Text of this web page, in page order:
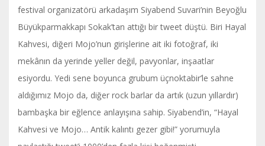
festival organizatörü arkadaşım Siyabend Suvari’nin Beyoğlu
Büyükparmakkapı Sokak’tan attığı bir tweet düştü. Biri Hayal
Kahvesi, diğeri Mojo’nun girişlerine ait iki fotoğraf, iki
mekânın da yerinde yeller değil, pavyonlar, inşaatlar
esiyordu. Yedi sene boyunca grubum üçnoktabir’le sahne
aldığımız Mojo da, diğer rock barlar da artık (uzun yıllardır)
bambaşka bir eğlence anlayışına sahip. Siyabend’in, “Hayal
Kahvesi ve Mojo… Antik kalıntı gezer gibi!” yorumuyla